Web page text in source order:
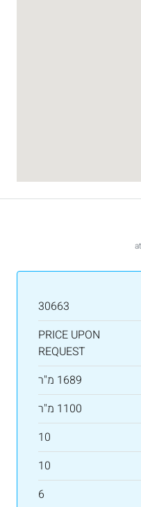
30663
PRICE UPON
REQUEST
1689 מ"ר
1100 מ"ר
10
10
6